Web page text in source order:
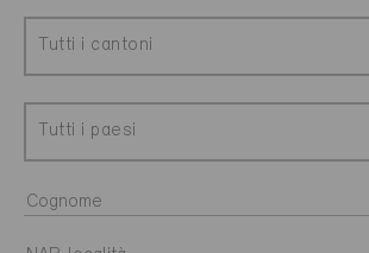
Tutti i cantoni
Tutti i paesi